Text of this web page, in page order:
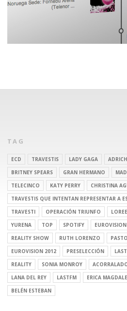
TAG
ECD TRAVESTIS LADY GAGA
BRITNEY SPEARS
GRAN HERMANO
TELECINCO
KATY PERRY CHRISTINA
TRAVESTIS QUE INTENTAN REPRESENTAR A
TRAVESTI
OPERACIÓN TRIUNFO
YURENA
TOP SPOTIFY
REALITY SHOW
RUTH LORENZO
EUROVISION 2012
PRESELECCIÓN
REALITY
SONIA MONROY
LANA DEL REY
LASTFM ERICA
BELÉN ESTEBAN